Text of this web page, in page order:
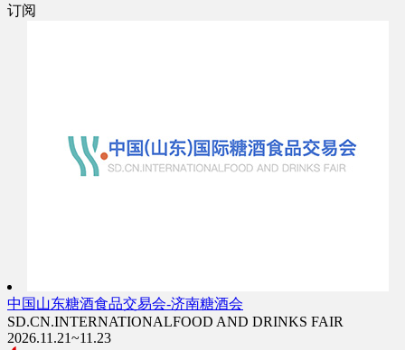
订阅
中国山东糖酒食品交易会-济南糖酒会
SD.CN.INTERNATIONALFOOD AND DRINKS FAIR
2026.11.21~11.23